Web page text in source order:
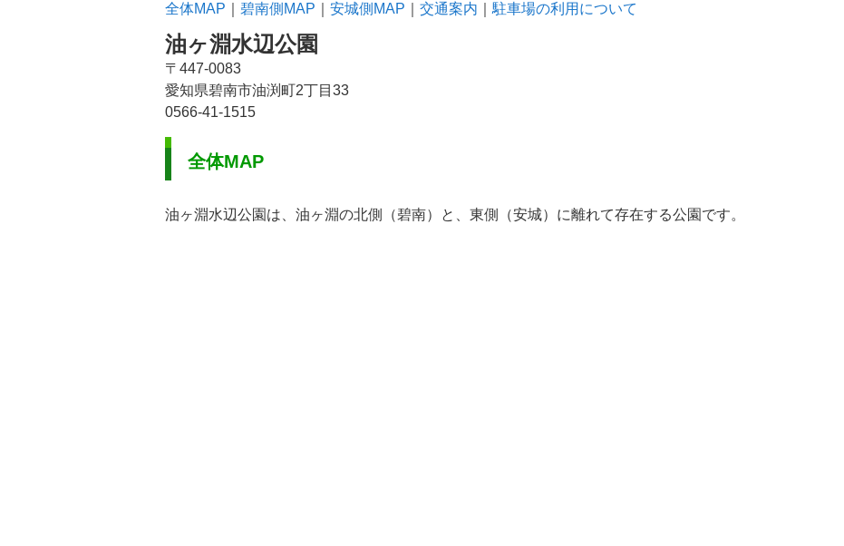
全体MAP 碧南側MAP 安城側MAP 交通案内 駐車場の利用について
油ヶ淵水辺公園
〒447-0083
愛知県碧南市油渕町2丁目33
0566-41-1515
全体MAP
油ヶ淵水辺公園は、油ヶ淵の北側（碧南）と、東側（安城）に離れて存在する公園です。